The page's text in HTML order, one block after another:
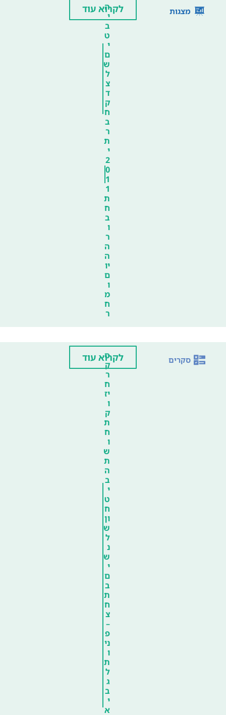
מצגות
ה
י
ב
ט
י
ם
ש
ל
צ
ד
ק
ח
ב
ר
ת
י
2
0
1
1
ת
ח
ב
ו
ר
ה
ה
יו
ם
ו
מ
ח
ר
לקרוא עוד
סקרים
ס
ק
ר
ח
יז
ו
ק
ת
ח
ו
ש
ת
ה
ב
י
ט
ח
ון
ש
ל
נ
ש
י
ם
ב
ת
ח
צ
–
פ
ני
ו
ת
ל
ג
ב
י
א
לקרוא עוד